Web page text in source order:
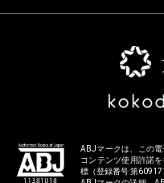
ABJマークは、この
コンテンツ使用許諾
標（登録番号 第